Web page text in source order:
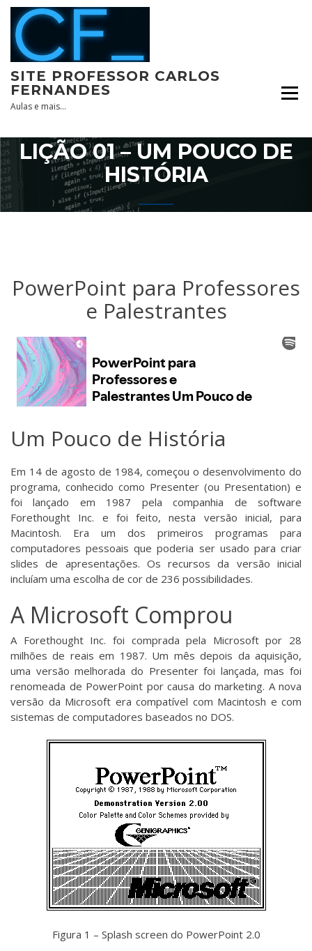
Skip
content
SITE PROFESSOR CARLOS
FERNANDES
Aulas e mais…
LIÇÃO 01 – UM POUCO DE
HISTÓRIA
PowerPoint para Professores
e Palestrantes
Um Pouco de História
Em 14 de agosto de 1984, começou o desenvolvimento do
programa, conhecido como Presenter (ou Presentation) e
foi lançado em 1987 pela companhia de software
Forethought Inc. e foi feito, nesta versão inicial, para
Macintosh. Era um dos primeiros programas para
computadores pessoais que poderia ser usado para criar
slides de apresentações. Os recursos da versão inicial
incluíam uma escolha de cor de 236 possibilidades.
A Microsoft Comprou
A Forethought Inc. foi comprada pela Microsoft por 28
milhões de reais em 1987. Um mês depois da aquisição,
uma versão melhorada do Presenter foi lançada, mas foi
renomeada de PowerPoint por causa do marketing. A nova
versão da Microsoft era compatível com Macintosh e com
sistemas de computadores baseados no DOS.
Figura 1 – Splash screen do PowerPoint 2.0